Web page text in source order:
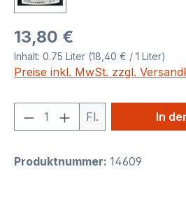
Regulärer Preis:
13,80 €
Inhalt: 0.75 Liter (18,40 € / 1 Liter)
Preise inkl. MwSt. zzgl.
Produkt Anzahl: Gib
Fl. In
Produktnummer: 14609